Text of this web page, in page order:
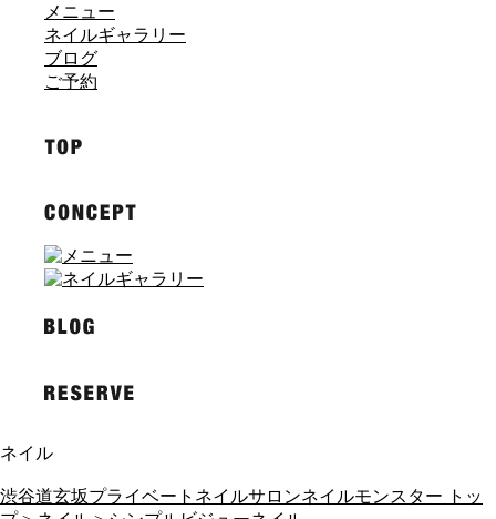
メニュー
ネイルギャラリー
ブログ
ご予約
ネイル
渋谷道玄坂プライベートネイルサロンネイルモンスター トッ